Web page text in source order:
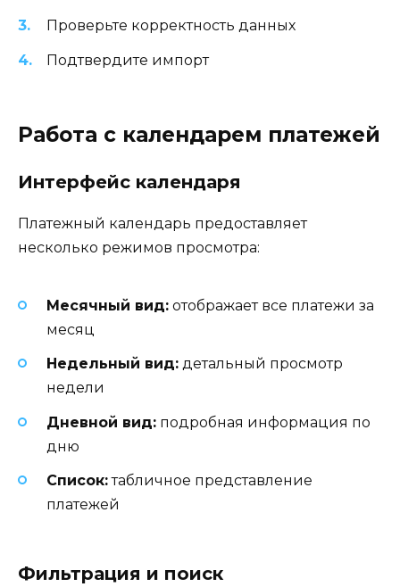
Проверьте корректность данных
Подтвердите импорт
Работа с календарем платежей
Интерфейс календаря
Платежный календарь предоставляет
несколько режимов просмотра:
Месячный вид: отображает все платежи за
месяц
Недельный вид: детальный просмотр
недели
Дневной вид: подробная информация по
дню
Список:табличное представление
платежей
Фильтрация и поиск